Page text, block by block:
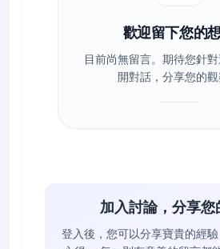
歡迎留下您的
目前尚無留言。期待您針
開對話，分享您的觀
加入討論，分享您
登入後，您可以分享寶貴的經